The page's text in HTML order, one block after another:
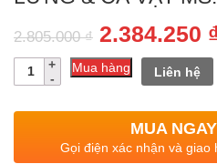
2.805.000₫ Giá
gốc
2.805.000 ₫.
2.384.250
Số
lượng
Mua hàng Liên hệ
MUA NGAY
Gọi điện xác nhận và giao